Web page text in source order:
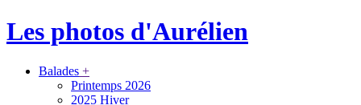
Les photos d'Aurélien
Balades +
Printemps 2026
2025 Hiver